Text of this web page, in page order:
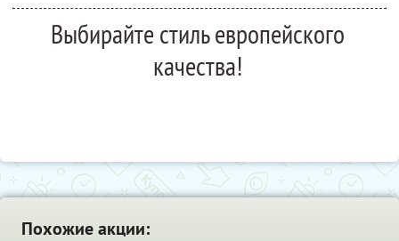
Выбирайте стиль европейского
качества!
Похожие акции: